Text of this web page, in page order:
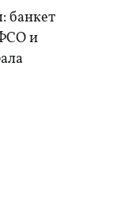
банкет
и